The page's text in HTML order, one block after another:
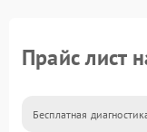
Прайс лист
Бесплатная